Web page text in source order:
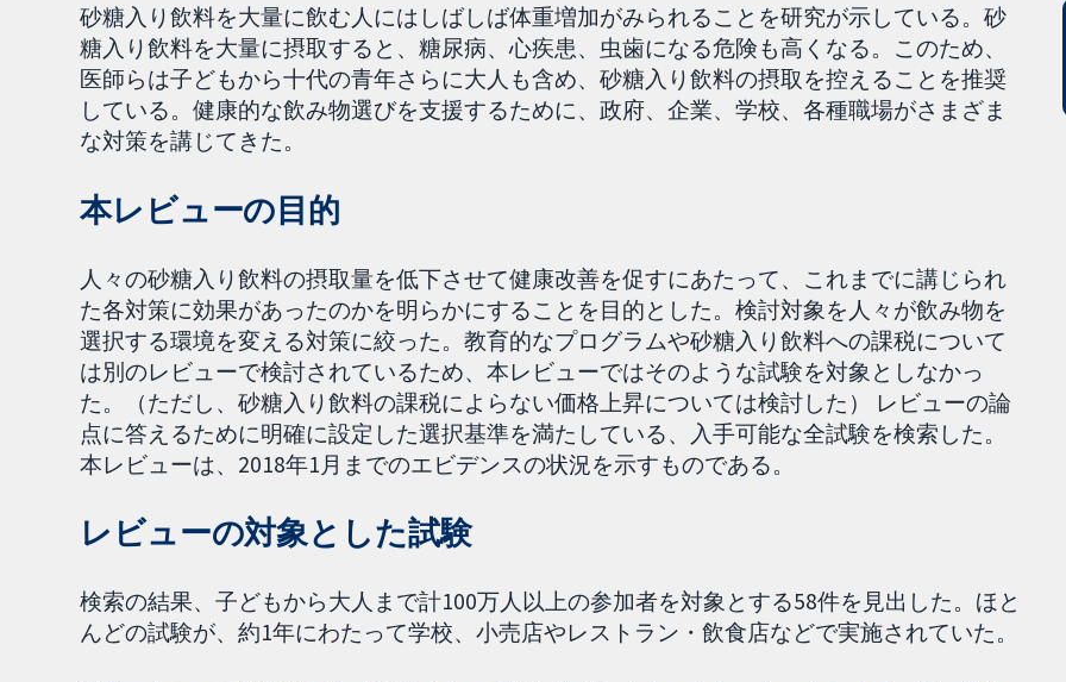
砂糖入り飲料を大量に飲む人にはしばしば体重増加がみられることを研究が示している。砂
糖入り飲料を大量に摂取すると、糖尿病、心疾患、虫歯になる危険も高くなる。このため、
医師らは子どもから十代の青年さらに大人も含め、砂糖入り飲料の摂取を控えることを推奨
している。健康的な飲み物選びを支援するために、政府、企業、学校、各種職場がさまざま
な対策を講じてきた。
本レビューの目的
人々の砂糖入り飲料の摂取量を低下させて健康改善を促すにあたって、これまでに講じられ
た各対策に効果があったのかを明らかにすることを目的とした。検討対象を人々が飲み物を
選択する環境を変える対策に絞った。教育的なプログラムや砂糖入り飲料への課税について
は別のレビューで検討されているため、本レビューではそのような試験を対象としなかっ
た。（ただし、砂糖入り飲料の課税によらない価格上昇については検討した） レビューの論
点に答えるために明確に設定した選択基準を満たしている、入手可能な全試験を検索した。
本レビューは、2018年1月までのエビデンスの状況を示すものである。
レビューの対象とした試験
検索の結果、子どもから大人まで計100万人以上の参加者を対象とする58件を見出した。ほと
んどの試験が、約1年にわたって学校、小売店やレストラン・飲食店などで実施されていた。